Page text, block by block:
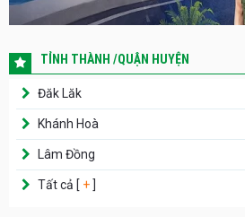
TỈNH THÀNH /QUẬN HUYỆN
Đăk Lăk
Khánh Hoà
Lâm Đồng
Tất cả [ +]